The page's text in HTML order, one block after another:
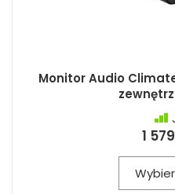
Monitor Audio
1